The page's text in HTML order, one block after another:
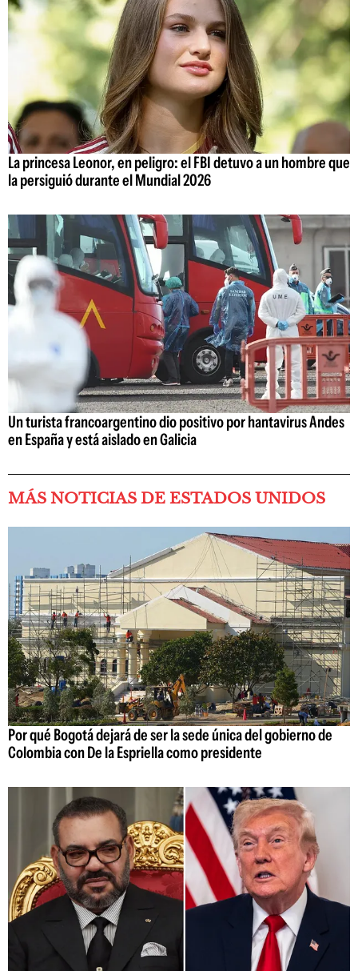
La princesa Leonor, en peligro: el FBI detuvo a un hombre que
la persiguió durante el Mundial 2026
Un turista francoargentino dio positivo por hantavirus Andes
en España y está aislado en Galicia
MÁS NOTICIAS DE ESTADOS UNIDOS
Por qué Bogotá dejará de ser la sede única del gobierno de
Colombia con De la Espriella como presidente